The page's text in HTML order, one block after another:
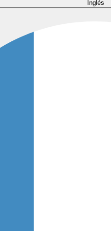
Inglés